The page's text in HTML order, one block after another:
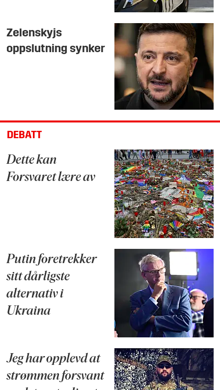
Zelenskyjs
oppslutning synker
DEBATT
Dette kan
Forsvaret lære av
Putin foretrekker
sitt dårligste
alternativ i
Ukraina
Jeg har opplevd at
strømmen forsvant